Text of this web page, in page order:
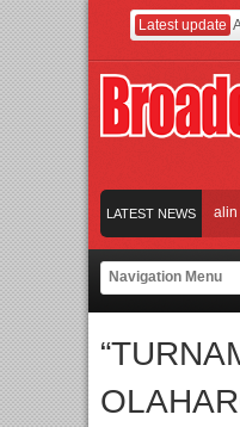
Latest update
LATEST NEWS
Agung Podomoro Jalin
Ribuan Mainan dan Produk